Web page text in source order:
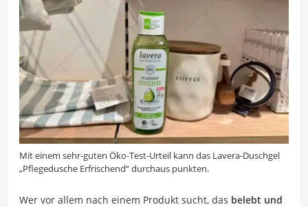
Mit einem sehr-guten Öko-Test-Urteil kann das Lavera-Duschgel
„Pflegedusche Erfrischend“ durchaus punkten.
Wer vor allem nach einem Produkt sucht, das belebt und